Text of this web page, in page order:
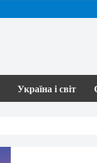
Україна і світ